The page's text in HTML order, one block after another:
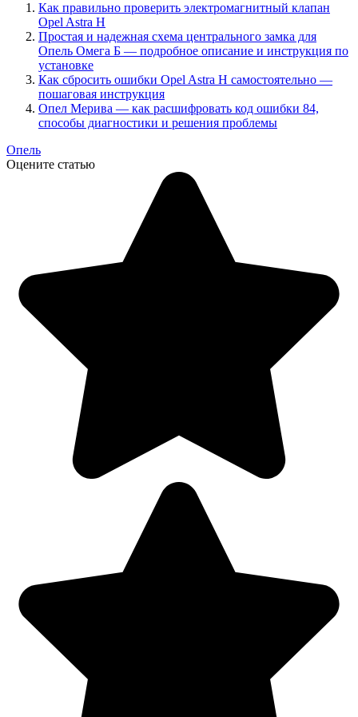
Как правильно проверить электромагнитный клапан
Opel Astra H
Простая и надежная схема центрального замка для
Опель Омега Б — подробное описание и инструкция по
установке
Как сбросить ошибки Opel Astra H самостоятельно —
пошаговая инструкция
Опел Мерива — как расшифровать код ошибки 84,
способы диагностики и решения проблемы
Опель
Оцените статью